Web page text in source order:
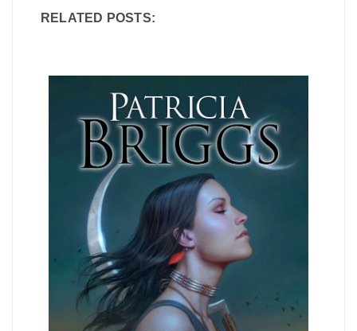
RELATED POSTS: